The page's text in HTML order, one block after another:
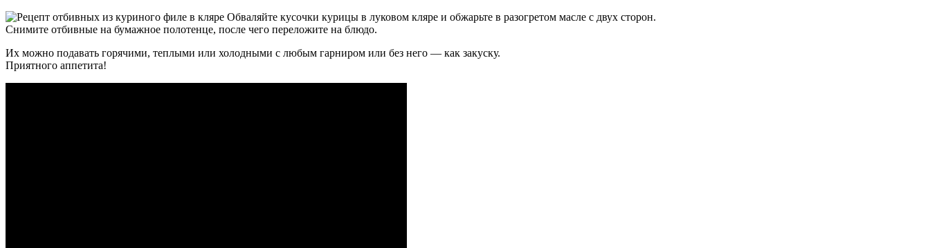
Обваляйте кусочки курицы в луковом кляре и обжарьте в разогретом масле с двух сторон.
Снимите отбивные на бумажное полотенце, после чего переложите на блюдо.
Их можно подавать горячими, теплыми или холодными с любым гарниром или без него — как закуску.
Приятного аппетита!